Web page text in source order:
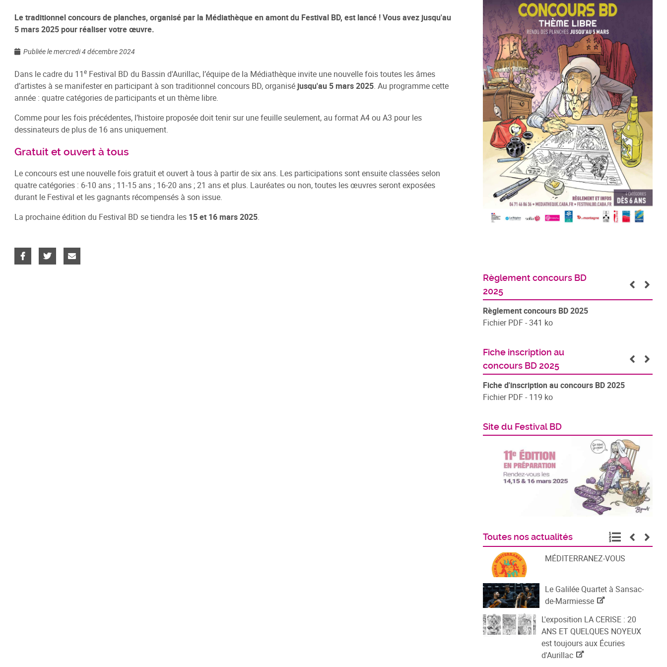
Le traditionnel concours de planches, organisé par la Médiathèque en amont du Festival BD, est lancé ! Vous avez jusqu'au
5 mars 2025 pour réaliser votre œuvre.
Publiée le mercredi 4 décembre 2024
Dans le cadre du 11eFestival BD du Bassin d'Aurillac, l’équipe de la Médiathèque invite une nouvelle fois toutes les âmes
d’artistes à se manifester en participant à son traditionnel concours BD, organiséjusqu'au 5 mars 2025. Au programme cette
année : quatre catégories de participants et un thème libre.
Comme pour les fois précédentes, l’histoire proposée doit tenir sur une feuille seulement, au format A4 ou A3 pour les
dessinateurs de plus de 16 ans uniquement.
Gratuit et ouvert à tous
Le concours est une nouvelle fois gratuit et ouvert à tous à partir de six ans. Les participations sont ensuite classées selon
quatre catégories : 6-10 ans ; 11-15 ans ; 16-20 ans ; 21 ans et plus. Lauréates ou non, toutes les œuvres seront exposées
durant le Festival et les gagnants récompensés à son issue.
La prochaine édition du Festival BD se tiendra les 15 et 16 mars 2025.
Règlement concours BD
2025
Règlement concours BD 2025
Fichier PDF - 341 ko
Fiche inscription au
concours BD 2025
Fiche d'inscription au concours BD 2025
Fichier PDF - 119 ko
Site du Festival BD
Toutes nos actualités
MÉDITERRANEZ-VOUS
Le Galilée Quartet à Sansac-
de-Marmiesse
L'exposition LA CERISE : 20
ANS ET QUELQUES NOYEUX
est toujours aux Écuries
d'Aurillac